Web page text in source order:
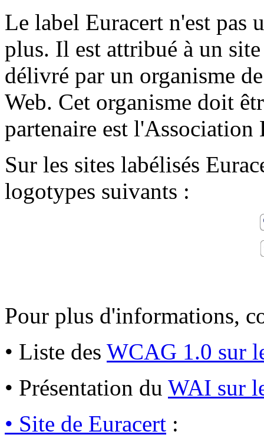
Le label Euracert n'est pas
plus. Il est attribué à un
délivré par un organisme
Web. Cet organisme doit
partenaire est
Sur les sites labélisés
logotypes suivants :
Pour plus d'informations,
• Liste des WCAG 1.0 sur
• Présentation du WAI sur
• Site de Euracert :